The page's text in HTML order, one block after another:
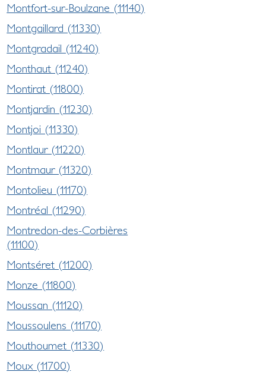
Montfort-sur-Boulzane (11140)
Montgaillard (11330)
Montgradail (11240)
Monthaut (11240)
Montirat (11800)
Montjardin (11230)
Montjoi (11330)
Montlaur (11220)
Montmaur (11320)
Montolieu (11170)
Montréal (11290)
Montredon-des-Corbières
(11100)
Montséret (11200)
Monze (11800)
Moussan (11120)
Moussoulens (11170)
Mouthoumet (11330)
Moux (11700)